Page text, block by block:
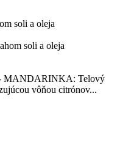
soli a oleja
- MANDARINKA: Telový
vôňou citrónov...